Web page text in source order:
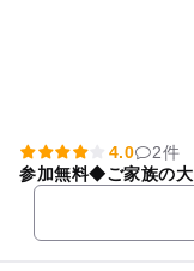
4.0
2件
参加無料◆ご家族の